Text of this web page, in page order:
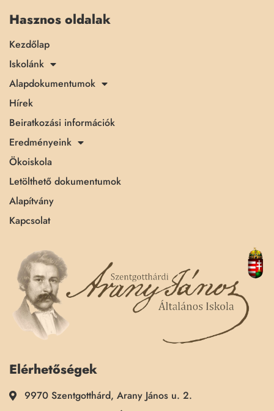
Hasznos oldalak
Kezdőlap
Iskolánk
Alapdokumentumok
Hírek
Beiratkozási információk
Eredményeink
Ökoiskola
Letölthető dokumentumok
Alapítvány
Kapcsolat
Elérhetőségek
9970 Szentgotthárd, Arany János u. 2.